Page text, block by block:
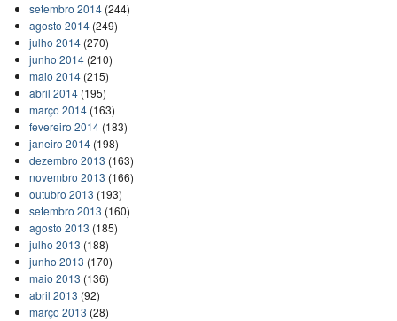
setembro 2014(244)
agosto 2014(249)
julho 2014(270)
junho 2014(210)
maio 2014(215)
abril 2014(195)
março 2014(163)
fevereiro 2014(183)
janeiro 2014(198)
dezembro 2013 (163)
novembro 2013 (166)
outubro 2013 (193)
setembro 2013 (160)
agosto 2013 (185)
julho 2013 (188)
junho 2013 (170)
maio 2013 (136)
abril 2013 (92)
março 2013 (28)